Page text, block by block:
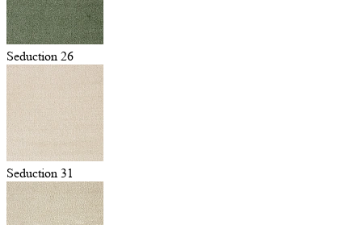
Seduction 26
Seduction 31